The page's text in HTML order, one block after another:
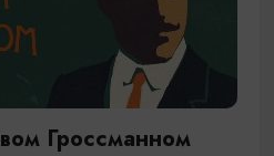
Гроссманном